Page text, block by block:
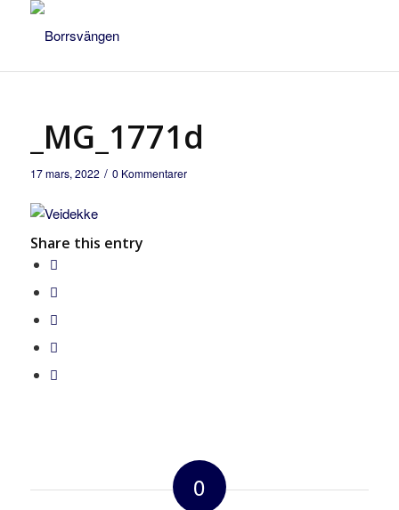
_MG_1771d
17 mars, 2022 / 0 Kommentarer
Share this entry
0